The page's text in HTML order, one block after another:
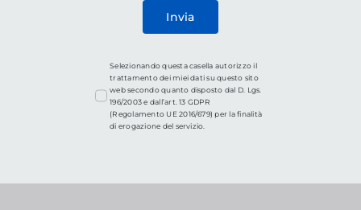
Invia
Selezionando questa casella autorizzo il
trattamento dei miei dati su questo sito
web secondo quanto disposto dal D. Lgs.
196/2003 e dall’art. 13 GDPR
(Regolamento UE 2016/679) per la finalità
di erogazione del servizio.